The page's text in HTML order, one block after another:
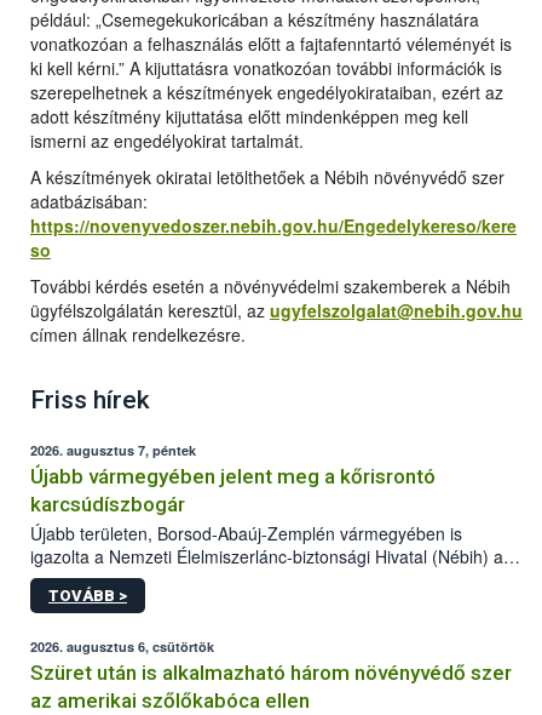
például: „Csemegekukoricában a készítmény használatára
vonatkozóan a felhasználás előtt a fajtafenntartó véleményét is
ki kell kérni.” A kijuttatásra vonatkozóan további információk is
szerepelhetnek a készítmények engedélyokirataiban, ezért az
adott készítmény kijuttatása előtt mindenképpen meg kell
ismerni az engedélyokirat tartalmát.
A készítmények okiratai letölthetőek a Nébih növényvédő szer
adatbázisában:
https://novenyvedoszer.nebih.gov.hu/Engedelykereso/kere
so
További kérdés esetén a növényvédelmi szakemberek a Nébih
ügyfélszolgálatán keresztül, az ugyfelszolgalat@nebih.gov.hu
címen állnak rendelkezésre.
Friss hírek
2026. augusztus 7, péntek
Újabb vármegyében jelent meg a kőrisrontó
karcsúdíszbogár
Újabb területen, Borsod-Abaúj-Zemplén vármegyében is
igazolta a Nemzeti Élelmiszerlánc-biztonsági Hivatal (Nébih) a
kőrisrontó karcsúdíszbogár (Agrilus planipennis) jelenlétét. A
kártevőt nem csak színcsapdában találták meg, de már fertőzött
az intenzív felderítést, emellett az intézkedéseket a szlovák
hatósággal is összehangolják a terjedés megállítása érdekében.
TOVÁBB >
2026. augusztus 6, csütörtök
Szüret után is alkalmazható három növényvédő szer
az amerikai szőlőkabóca ellen